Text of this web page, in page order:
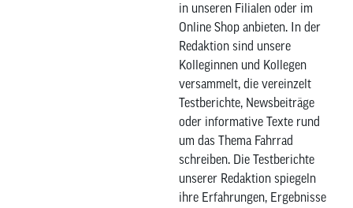
in unseren Filialen oder im
Online Shop anbieten. In der
Redaktion sind unsere
Kolleginnen und Kollegen
versammelt, die vereinzelt
Testberichte, Newsbeiträge
oder informative Texte rund
um das Thema Fahrrad
schreiben. Die Testberichte
unserer Redaktion spiegeln
ihre Erfahrungen, Ergebnisse